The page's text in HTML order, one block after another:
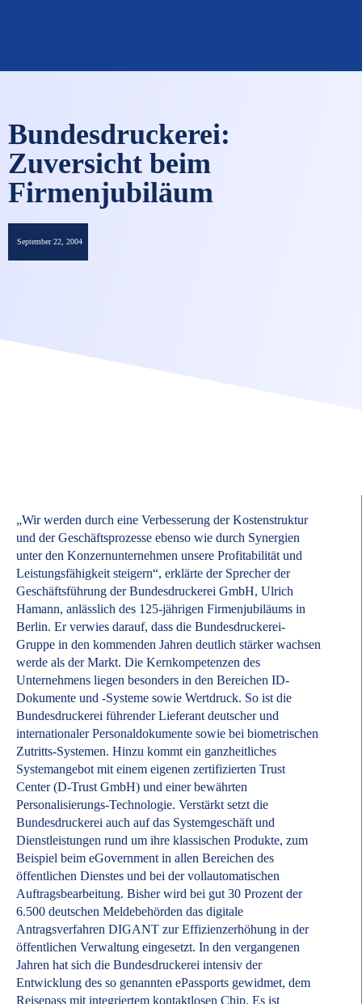
Bundesdruckerei:
Zuversicht beim
Firmenjubiläum
September 22, 2004
„Wir werden durch eine Verbesserung der Kostenstruktur
und der Geschäftsprozesse ebenso wie durch Synergien
unter den Konzernunternehmen unsere Profitabilität und
Leistungsfähigkeit steigern“, erklärte der Sprecher der
Geschäftsführung der Bundesdruckerei GmbH, Ulrich
Hamann, anlässlich des 125-jährigen Firmenjubiläums in
Berlin. Er verwies darauf, dass die Bundesdruckerei-
Gruppe in den kommenden Jahren deutlich stärker wachsen
werde als der Markt. Die Kernkompetenzen des
Unternehmens liegen besonders in den Bereichen ID-
Dokumente und -Systeme sowie Wertdruck. So ist die
Bundesdruckerei führender Lieferant deutscher und
internationaler Personaldokumente sowie bei biometrischen
Zutritts-Systemen. Hinzu kommt ein ganzheitliches
Systemangebot mit einem eigenen zertifizierten Trust
Center (D-Trust GmbH) und einer bewährten
Personalisierungs-Technologie. Verstärkt setzt die
Bundesdruckerei auch auf das Systemgeschäft und
Dienstleistungen rund um ihre klassischen Produkte, zum
Beispiel beim eGovernment in allen Bereichen des
öffentlichen Dienstes und bei der vollautomatischen
Auftragsbearbeitung. Bisher wird bei gut 30 Prozent der
6.500 deutschen Meldebehörden das digitale
Antragsverfahren DIGANT zur Effizienzerhöhung in der
öffentlichen Verwaltung eingesetzt. In den vergangenen
Jahren hat sich die Bundesdruckerei intensiv der
Entwicklung des so genannten ePassports gewidmet, dem
Reisepass mit integriertem kontaktlosen Chip. Es ist